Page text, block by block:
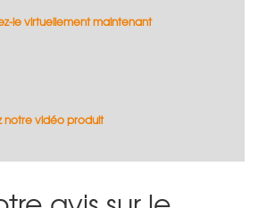
le virtuellement maintenant
notre vidéo produit